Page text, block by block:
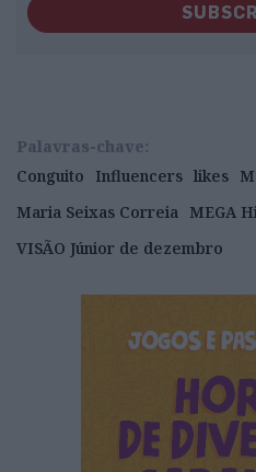
Palavras-chave:
Conguito
Influencers likes
Maria Seixas Correia MEGA
VISÃO Júnior de dezembro